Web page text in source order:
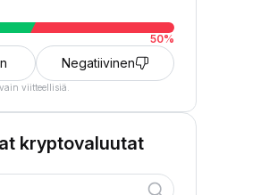
50%
Negatiivinen
viitteellisiä.
kryptovaluutat